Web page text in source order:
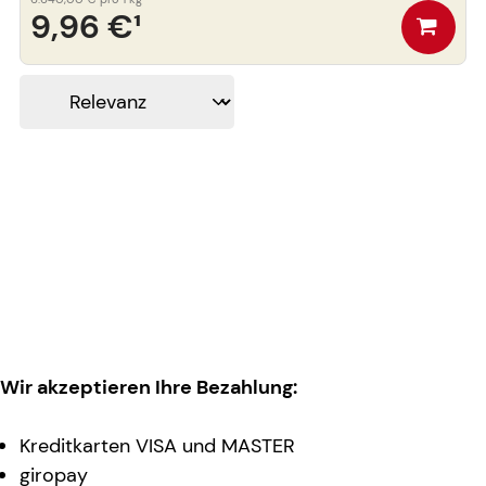
9,96 €¹
Wir akzeptieren Ihre Bezahlung:
Kreditkarten VISA und MASTER
giropay